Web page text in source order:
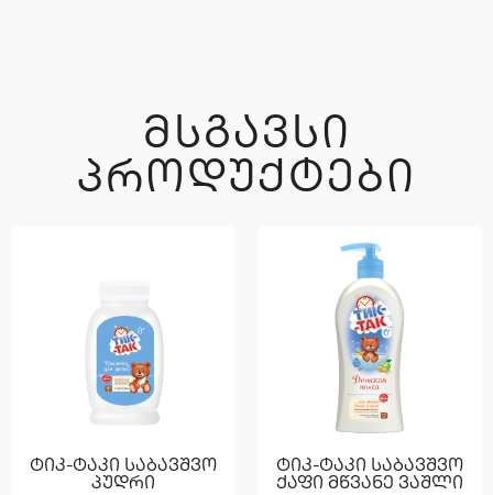
ᲛᲡᲒᲐᲕᲡᲘ
ᲞᲠᲝᲓᲣᲥᲢᲔᲑᲘ
ტიკ-ტაკი საბავშვო
პუდრი
ტიკ-ტაკი საბავშვო
ქაფი მწვანე ვაშლი